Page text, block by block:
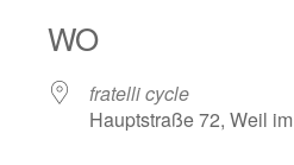
WO
fratelli cycle
Hauptstraße 72, Weil